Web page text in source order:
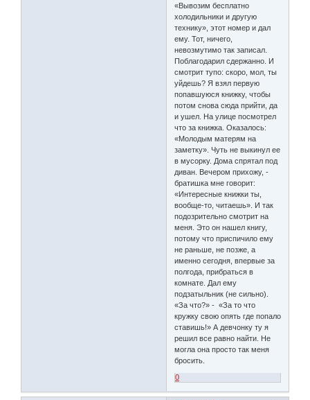
«Вывозим бесплатно
холодильники и другую
технику», этот номер и дал
ему. Тот, ничего,
невозмутимо так записал.
Поблагодарил сдержанно. И
смотрит тупо: скоро, мол, ты
уйдешь? Я взял первую
попавшуюся книжку, чтобы
потом снова сюда прийти, да
и ушел. На улице посмотрел
что за книжка. Оказалось:
«Молодым матерям на
заметку». Чуть не выкинул ее
в мусорку. Дома спрятал под
диван. Вечером прихожу, -
братишка мне говорит:
«Интересные книжки ты,
вообще-то, читаешь». И так
подозрительно смотрит на
меня. Это он нашел книгу,
потому что приспичило ему
не раньше, не позже, а
именно сегодня, впервые за
полгода, прибраться в
комнате. Дал ему
подзатыльник (не сильно).
«За что?» - «За то что
кружку свою опять где попало
ставишь!» А девчонку ту я
решил все равно найти. Не
могла она просто так меня
бросить.
0